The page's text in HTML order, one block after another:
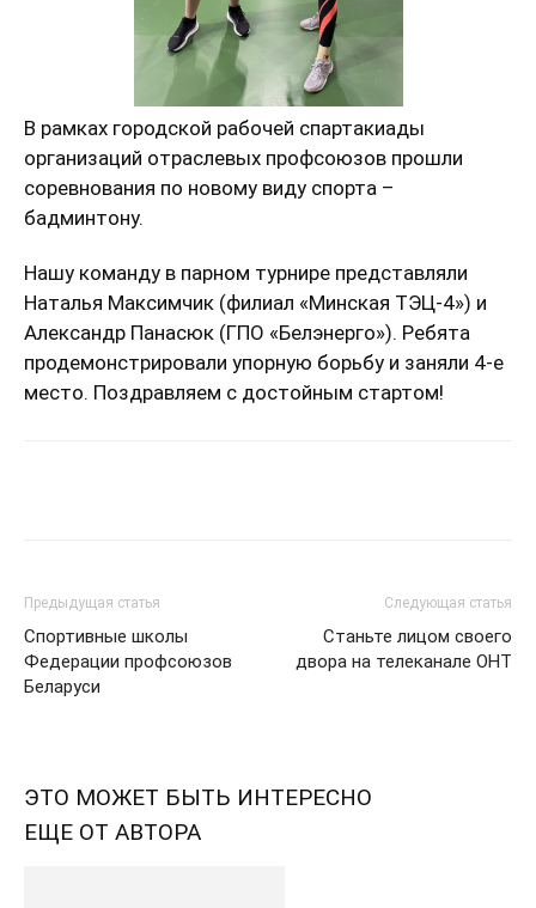
В рамках городской рабочей спартакиады
организаций отраслевых профсоюзов прошли
соревнования по новому виду спорта –
бадминтону.
Нашу команду в парном турнире представляли
Наталья Максимчик (филиал «Минская ТЭЦ-4») и
Александр Панасюк (ГПО «Белэнерго»). Ребята
продемонстрировали упорную борьбу и заняли 4-е
место. Поздравляем с достойным стартом!
Предыдущая статья
Спортивные школы
Федерации профсоюзов
Беларуси
Следующая статья
Станьте лицом своего
двора на телеканале OHT
ЭТО МОЖЕТ БЫТЬ ИНТЕРЕСНО
ЕЩЕ ОТ АВТОРА